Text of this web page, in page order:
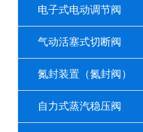
电子式电动调节阀
气动活塞式切断阀
氮封装置（氮封阀）
自力式蒸汽稳压阀